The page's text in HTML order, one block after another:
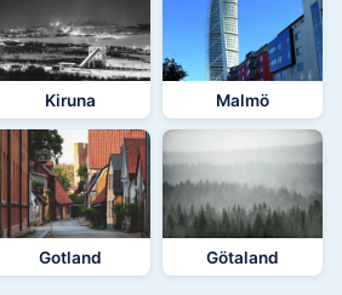
Kiruna Malmö
Gotland Götaland